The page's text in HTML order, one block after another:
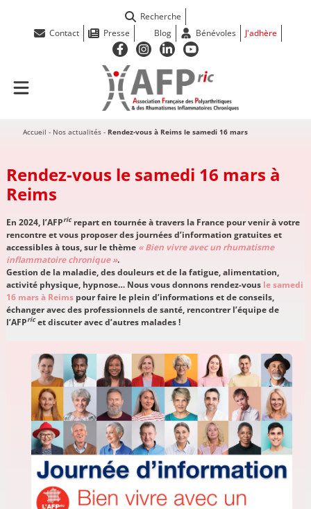
Recherche
Contact
Presse Blog Bénévoles J'adhère
Accueil - Nos actualités - Rendez-vous à Reims le samedi 16 mars
Rendez-vous le samedi 16 mars à
Reims
En 2024, l’AFPric repart en tournée à travers la France pour venir à votre
rencontre et vous proposer des journées d’information gratuites et
accessibles à tous, sur le thème « Bien vivre avec un rhumatisme
inflammatoire chronique ».
Gestion de la maladie, des douleurs et de la fatigue, alimentation,
activité physique, hypnose… Nous vous donnons rendez-vous le samedi
16 mars à Reims pour faire le plein d’informations et de conseils,
échanger avec des professionnels de santé, rencontrer l’équipe de
l’AFPric et discuter avec d’autres malades !